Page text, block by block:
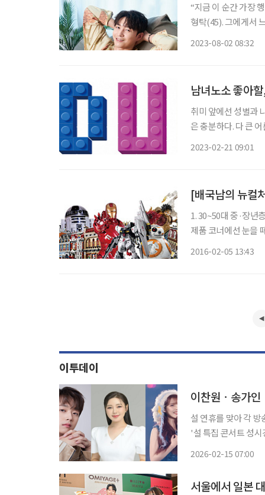
“지금 이 순간 가장
형탁(45). 그에게서
2023-08-02 08:32
남녀노소 좋아
취미 앞에선 성별과
은 충분하다. 다 큰
2023-02-21 09:01
[배국남의 뉴컬
1. 30~50대 중·장년
제품 코너에선 눈을
2016-02-05 13:43
이투데이
이찬원ㆍ송가
설 연휴를 맞아 각 방송사에
'설 특집 콘서트 성
2026-02-15 07:00
서울에서 일본